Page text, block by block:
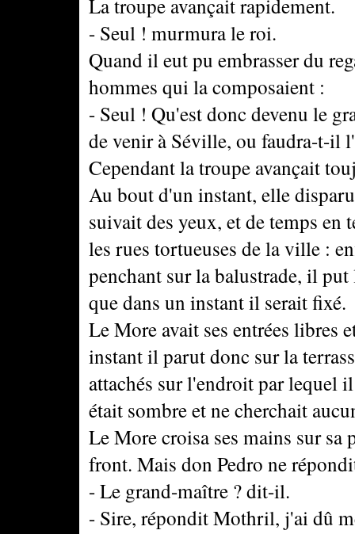
La troupe avançait rapidement.
- Seul ! murmura le roi.
Quand il eut pu embrasser du
hommes qui la composaient :
- Seul ! Qu'est donc devenu le
de venir à Séville, ou faudra-t-il
Cependant la troupe avançait
Au bout d'un instant, elle
suivait des yeux, et de temps en
les rues tortueuses de la ville :
penchant sur la balustrade, il
que dans un instant il serait fixé.
Le More avait ses entrées libres
instant il parut donc sur la
attachés sur l'endroit par lequel
était sombre et ne cherchait
Le More croisa ses mains sur
front. Mais don Pedro ne
- Le grand-maître ? dit-il.
- Sire, répondit Mothril, j'ai dû